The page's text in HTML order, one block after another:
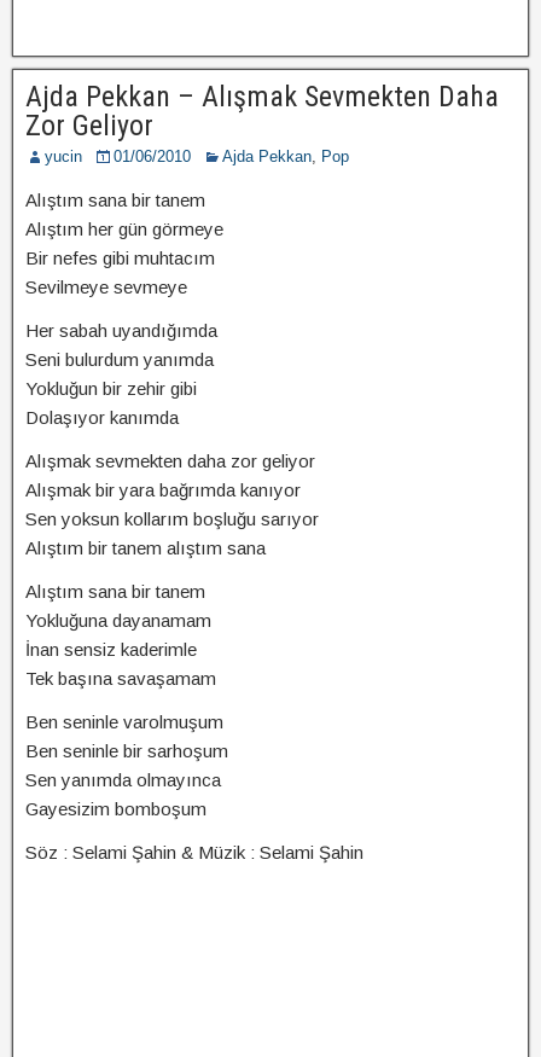
Ajda Pekkan – Alışmak Sevmekten Daha
Zor Geliyor
yucin 01/06/2010 Ajda Pekkan, Pop
Alıştım sana bir tanem
Alıştım her gün görmeye
Bir nefes gibi muhtacım
Sevilmeye sevmeye
Her sabah uyandığımda
Seni bulurdum yanımda
Yokluğun bir zehir gibi
Dolaşıyor kanımda
Alışmak sevmekten daha zor geliyor
Alışmak bir yara bağrımda kanıyor
Sen yoksun kollarım boşluğu sarıyor
Alıştım bir tanem alıştım sana
Alıştım sana bir tanem
Yokluğuna dayanamam
İnan sensiz kaderimle
Tek başına savaşamam
Ben seninle varolmuşum
Ben seninle bir sarhoşum
Sen yanımda olmayınca
Gayesizim bomboşum
Söz : Selami Şahin & Müzik : Selami Şahin